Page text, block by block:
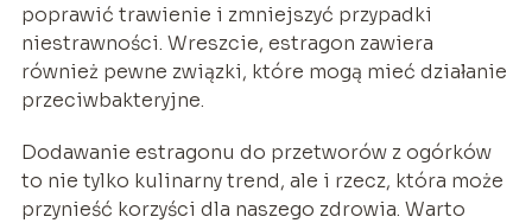
poprawić trawienie i zmniejszyć przypadki
niestrawności. Wreszcie, estragon zawiera
również pewne związki, które mogą mieć działanie
przeciwbakteryjne.
Dodawanie estragonu do przetworów z ogórków
to nie tylko kulinarny trend, ale i rzecz, która może
przynieść korzyści dla naszego zdrowia. Warto